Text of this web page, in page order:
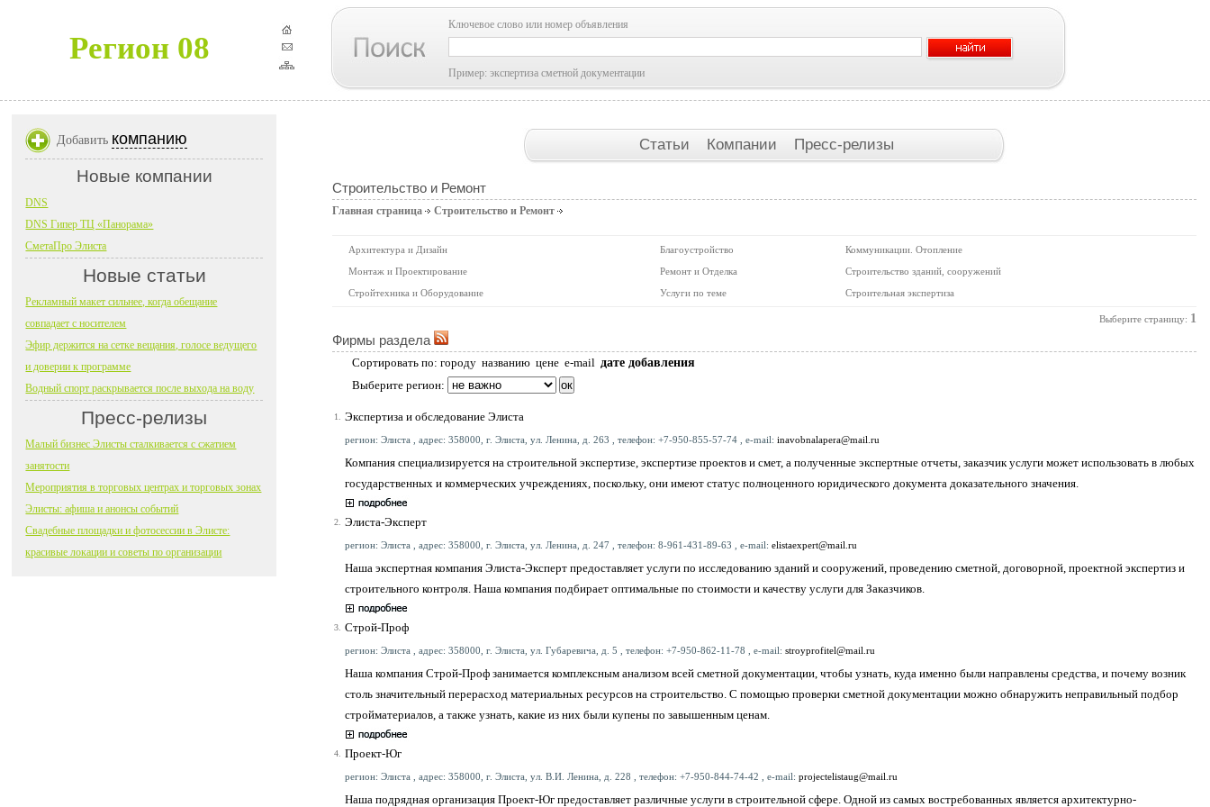
Регион 08
Ключевое слово или номер объявления
Пример: экспертиза сметной документации
Статьи Компании Пресс-релизы
Строительство и Ремонт
Главная страница Строительство и Ремонт
Архитектура и Дизайн Благоустройство
Коммуникации. Отопление
Монтаж и Проектирование
Ремонт и Отделка
Строительство зданий, сооружений
Стройтехника и Оборудование
Услуги по теме Строительная экспертиза
Выберите страницу: 1
Фирмы раздела
Сортировать по: городу названию цене e-mail дате добавления
Выберите регион:
1. Экспертиза и обследование Элиста
регион: Элиста , адрес: 358000, г. Элиста, ул. Ленина, д. 263 , телефон: +7-950-855-57-74 , e-mail: inavobnalapera@mail.ru
Компания специализируется на строительной экспертизе, экспертизе проектов и смет, а полученные экспертные отчеты, заказчик услуги может использовать в любых
государственных и коммерческих учреждениях, поскольку, они имеют статус полноценного юридического документа доказательного значения.
2. Элиста-Эксперт
регион: Элиста , адрес: 358000, г. Элиста, ул. Ленина, д. 247 , телефон: 8-961-431-89-63 , e-mail: elistaexpert@mail.ru
Наша экспертная компания Элиста-Эксперт предоставляет услуги по исследованию зданий и сооружений, проведению сметной, договорной, проектной экспертиз и
строительного контроля. Наша компания подбирает оптимальные по стоимости и качеству услуги для Заказчиков.
3. Строй-Проф
регион: Элиста , адрес: 358000, г. Элиста, ул. Губаревича, д. 5 , телефон: +7-950-862-11-78 , e-mail: stroyprofitel@mail.ru
Наша компания Строй-Проф занимается комплексным анализом всей сметной документации, чтобы узнать, куда именно были направлены средства, и почему возник
столь значительный перерасход материальных ресурсов на строительство. С помощью проверки сметной документации можно обнаружить неправильный подбор
стройматериалов, а также узнать, какие из них были купены по завышенным ценам.
4. Проект-Юг
регион: Элиста , адрес: 358000, г. Элиста, ул. В.И. Ленина, д. 228 , телефон: +7-950-844-74-42 , e-mail: projectelistaug@mail.ru
Наша подрядная организация Проект-Юг предоставляет различные услуги в строительной сфере. Одной из самых востребованных является архитектурно-
Добавить компанию
Новые компании
DNS
DNS Гипер ТЦ «Панорама»
СметаПро Элиста
Новые статьи
Рекламный макет сильнее, когда обещание
совпадает с носителем
Эфир держится на сетке вещания, голосе ведущего
и доверии к программе
Водный спорт раскрывается после выхода на воду
Пресс-релизы
Малый бизнес Элисты сталкивается с сжатием
занятости
Мероприятия в торговых центрах и торговых зонах
Элисты: афиша и анонсы событий
Свадебные площадки и фотосессии в Элисте:
красивые локации и советы по организации